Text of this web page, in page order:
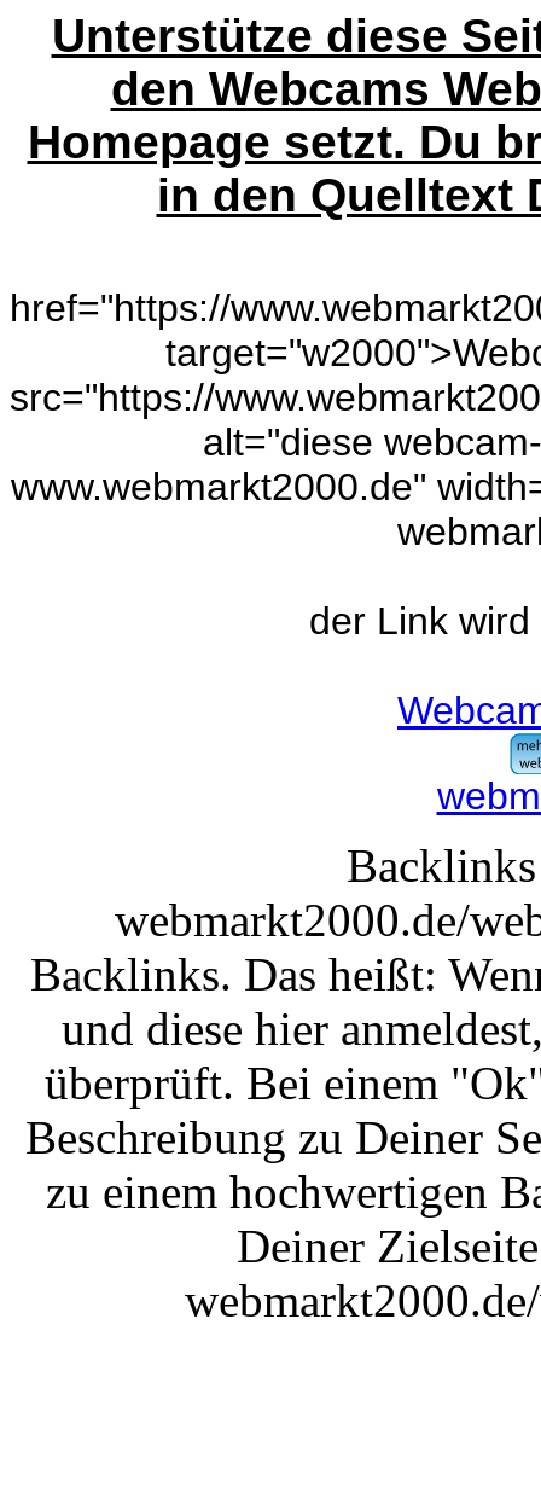
Unterstütze diese
den Webcams
Homepage setzt. Du
in den Quelltext
href="https://
src="https://
alt="diese
www.webmarkt2000.de"
der Link
webmarkt2000.de/
Backlinks. Das heißt:
und diese hier
überprüft. Bei einem
Beschreibung zu Deiner
zu einem hochwertigen
Deiner